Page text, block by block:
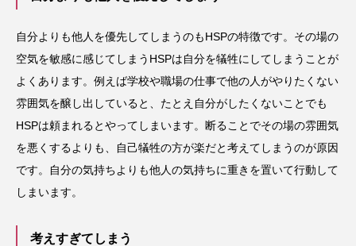
自分よりも他人を優先してしまうのもHSPの特徴です。その場の
空気を敏感に感じてしまうHSPは自分を犠牲にしてしまうことが
よくあります。例えば学校や職場の仕事で他の人がやりたくない
雰囲気を醸し出していると、たとえ自分がしたくないことでも
HSPは頼まれるとやってしまいます。断ることでその場の雰囲気
を悪くするよりも、自己犠牲の方が楽だと考えてしまうのが原因
です。自分の気持ちよりも他人の気持ちに重きを置いて行動して
しまいます。
考えすぎてしまう